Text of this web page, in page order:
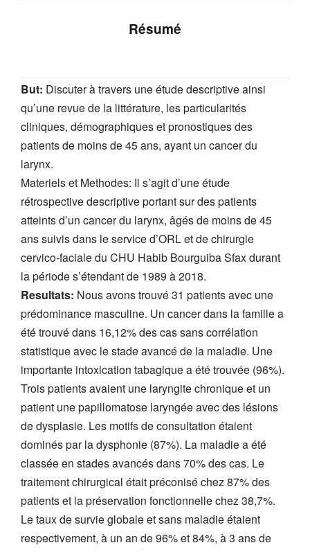
Résumé
But: Discuter à travers une étude descriptive ainsi
qu’une revue de la littérature, les particularités
cliniques, démographiques et pronostiques des
patients de moins de 45 ans, ayant un cancer du
larynx.
Materiels et Methodes: Il s’agit d’une étude
rétrospective descriptive portant sur des patients
atteints d’un cancer du larynx, âgés de moins de 45
ans suivis dans le service d’ORL et de chirurgie
cervico-faciale du CHU Habib Bourguiba Sfax durant
la période s’étendant de 1989 à 2018.
Resultats: Nous avons trouvé 31 patients avec une
prédominance masculine. Un cancer dans la famille a
été trouvé dans 16,12% des cas sans corrélation
statistique avec le stade avancé de la maladie. Une
importante intoxication tabagique a été trouvée (96%).
Trois patients avaient une laryngite chronique et un
patient une papillomatose laryngée avec des lésions
de dysplasie. Les motifs de consultation étaient
dominés par la dysphonie (87%). La maladie a été
classée en stades avancés dans 70% des cas. Le
traitement chirurgical était préconisé chez 87% des
patients et la préservation fonctionnelle chez 38,7%.
Le taux de survie globale et sans maladie étaient
respectivement, à un an de 96% et 84%, à 3 ans de